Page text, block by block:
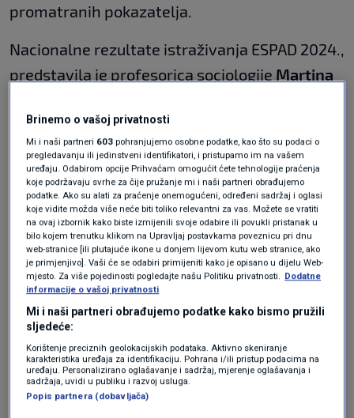
promatranih pokazatelja.
Nacionalne rezultate istraživanja ESPAD 2024.,
predstavila je profesorica sociologije Martina
Milanovićpredstavila trendove korištenja
sredstava ovisnosti u zemljama uključenim u
ESPAD tijekom razdoblja 1995. –2024.
Belgija prva u EU-u zabranjuje
jednokratne e-cigarete. Kako je
došlo do ovog poteza?
SVIJET 30. pro.
"Ovo je epidemija"": Liječnici traži
proširila među mladima
Većina trendova bilježi pad konzumacije
sredstava ovisnosti, dok su pušenje cigareta u
Brinemo o vašoj privatnosti
Mi i naši partneri 603 pohranjujemo osobne podatke, kao što su podaci o
pregledavanju ili jedinstveni identifikatori, i pristupamo im na vašem
uređaju. Odabirom opcije Prihvaćam omogućit ćete tehnologije praćenja
koje podržavaju svrhe za čije pružanje mi i naši partneri obrađujemo
podatke. Ako su alati za praćenje onemogućeni, određeni sadržaj i oglasi
koje vidite možda više neće biti toliko relevantni za vas. Možete se vratiti
na ovaj izbornik kako biste izmijenili svoje odabire ili povukli pristanak u
bilo kojem trenutku klikom na Upravljaj postavkama poveznicu pri dnu
web-stranice [ili plutajuće ikone u donjem lijevom kutu web stranice, ako
je primjenjivo]. Vaši će se odabiri primijeniti kako je opisano u dijelu Web-
mjesto. Za više pojedinosti pogledajte našu Politiku privatnosti. Dodatne
informacije o vašoj privatnosti
Mi i naši partneri obrađujemo podatke kako bismo pružili
sljedeće:
Korištenje preciznih geolokacijskih podataka. Aktivno skeniranje
karakteristika uređaja za identifikaciju. Pohrana i/ili pristup podacima na
uređaju. Personalizirano oglašavanje i sadržaj, mjerenje oglašavanja i
sadržaja, uvidi u publiku i razvoj usluga.
Popis partnera (dobavljača)